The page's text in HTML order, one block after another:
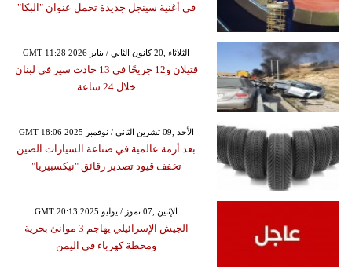
في أغنية سينجل جديدة تحمل عنوان "البكا"
GMT 11:28 2026 الثلاثاء ,20 كانون الثاني / يناير
قتيلان و12 جريحًا في 13 حادث سير في لبنان
خلال 24 ساعة
GMT 18:06 2025 الأحد ,09 تشرين الثاني / نوفمبر
بعد أزمة عالمية في صناعة السيارات الصين
تخفف قيود تصدير رقائق "نيكسبيريا"
GMT 20:13 2025 الإثنين ,07 تموز / يوليو
الجيش الإسرائيلي يهاجم 3 موانئ بحرية
ومحطة كهرباء في اليمن